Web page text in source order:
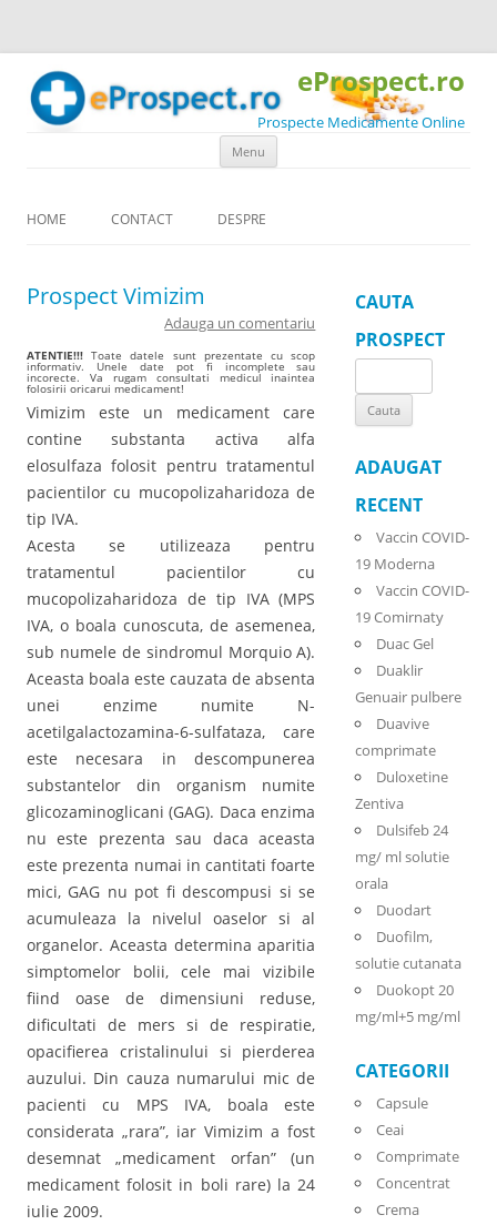
eProspect.ro
Prospecte Medicamente Online
Menu
HOME CONTACT DESPRE
Prospect Vimizim
Adauga un comentariu
ATENTIE!!! Toate datele sunt prezentate cu scop
informativ. Unele date pot fi incomplete sau
incorecte. Va rugam consultati medicul inaintea
folosirii oricarui medicament!
Vimizim este un medicament care
contine substanta activa alfa
elosulfaza folosit pentru tratamentul
pacientilor cu mucopolizaharidoza de
tip IVA.
Acesta se utilizeaza pentru
tratamentul pacientilor cu
mucopolizaharidoza de tip IVA (MPS
IVA, o boala cunoscuta, de asemenea,
sub numele de sindromul Morquio A).
Aceasta boala este cauzata de absenta
unei enzime numite N-
acetilgalactozamina-6-sulfataza, care
este necesara in descompunerea
substantelor din organism numite
glicozaminoglicani (GAG). Daca enzima
nu este prezenta sau daca aceasta
este prezenta numai in cantitati foarte
mici, GAG nu pot fi descompusi si se
acumuleaza la nivelul oaselor si al
organelor. Aceasta determina aparitia
simptomelor bolii, cele mai vizibile
fiind oase de dimensiuni reduse,
dificultati de mers si de respiratie,
opacifierea cristalinului si pierderea
auzului. Din cauza numarului mic de
pacienti cu MPS IVA, boala este
considerata „rara”, iar Vimizim a fost
desemnat „medicament orfan” (un
medicament folosit in boli rare) la 24
iulie 2009.
CAUTA
PROSPECT
for:
ADAUGAT
RECENT
Vaccin COVID-
19 Moderna
Vaccin COVID-
19 Comirnaty
Duac Gel
Duaklir
Genuair pulbere
Duavive
comprimate
Duloxetine
Zentiva
Dulsifeb 24
mg/ ml solutie
orala
Duodart
Duofilm,
solutie cutanata
Duokopt 20
mg/ml+5 mg/ml
CATEGORII
Capsule
Ceai
Comprimate
Concentrat
Crema